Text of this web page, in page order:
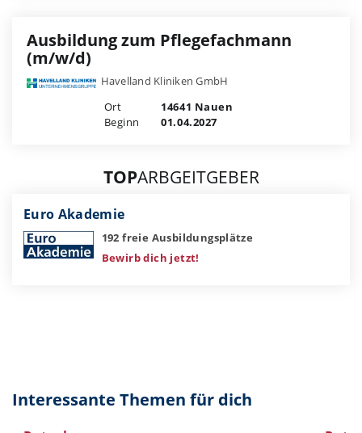
Ausbildung zum Pflegefachmann
(m/w/d)
Havelland Kliniken GmbH
Ort
14641 Nauen
Beginn
01.04.2027
TOPARBGEITGEBER
Euro Akademie
192 freie Ausbildungsplätze
Bewirb dich jetzt!
Interessante Themen für dich